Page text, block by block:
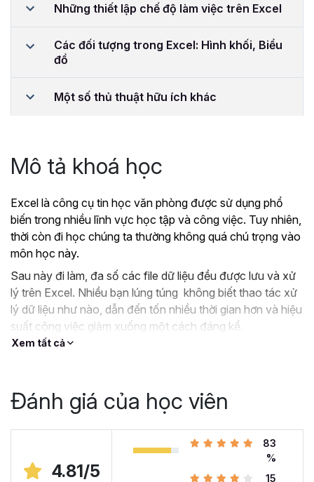
Những thiết lập chế độ làm việc trên Excel
Các đối tượng trong Excel: Hình khối, Biểu
đồ
Một số thủ thuật hữu ích khác
Mô tả khoá học
Excel là công cụ tin học văn phòng được sử dụng phổ
biến trong nhiều lĩnh vực học tập và công việc. Tuy nhiên,
thời còn đi học chúng ta thường không quá chú trọng vào
môn học này.
Sau này đi làm, đa số các file dữ liệu đều được lưu và xử
lý trên Excel. Nhiều bạn lúng túng không biết thao tác xử
lý dữ liệu như nào, dẫn đến tốn nhiều thời gian hơn và hiệu
suất công việc giảm xuống một cách đáng kể.
?Nếu như bạn:
Hoặc trước đây chỉ học lý thuyết nên không biết
Hoặc đã có kiến thức cơ bản về Excel và đang
muốn nâng cao kỹ năng của mình lên.
Xem tất cả
Đánh giá của học viên
4.81/5
83
%
15